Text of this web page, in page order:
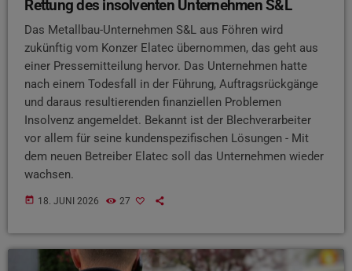
Rettung des insolventen Unternehmen S&L
Das Metallbau-Unternehmen S&L aus Föhren wird
zukünftig vom Konzer Elatec übernommen, das geht aus
einer Pressemitteilung hervor. Das Unternehmen hatte
nach einem Todesfall in der Führung, Auftragsrückgänge
und daraus resultierenden finanziellen Problemen
Insolvenz angemeldet. Bekannt ist der Blechverarbeiter
vor allem für seine kundenspezifischen Lösungen - Mit
dem neuen Betreiber Elatec soll das Unternehmen wieder
wachsen.
today 18. JUNI 2026 27